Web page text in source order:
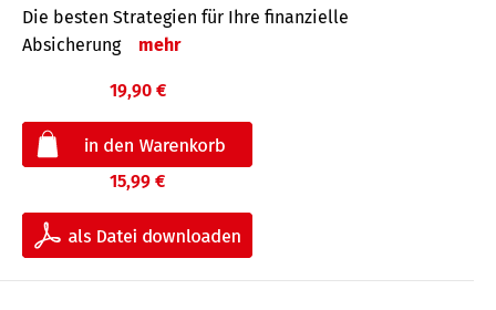
Die besten Strategien für Ihre finanzielle
Absicherung
mehr
19,90 €
15,99 €